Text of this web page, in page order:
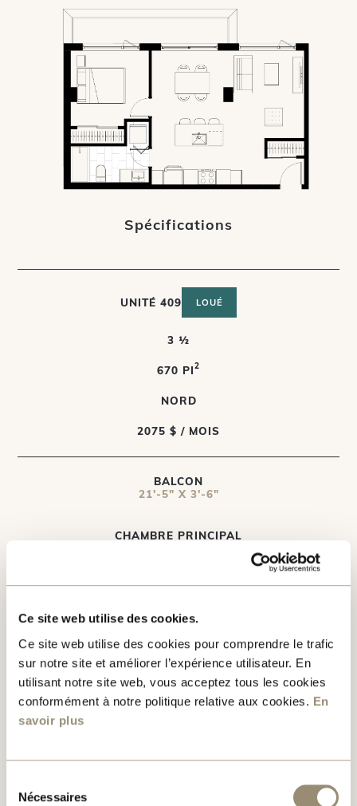
Ce site web utilise des cookies.
Ce site web utilise des cookies pour comprendre le trafic
sur notre site et améliorer l’expérience utilisateur. En
utilisant notre site web, vous acceptez tous les cookies
conformément à notre politique relative aux cookies. En
savoir plus
Nécessaires
Spécifications
UNITÉ 409 LOUÉ
3 ½
670 PI2
NORD
2075 $ / MOIS
BALCON
21'-5" X 3'-6"
CHAMBRE PRINCIPAL
SALLE DE BAIN
CUISINE
12'-6" X 9'-7"
SALLE À MANGER
10'-0" X 9'-0"
11'-2" X 12'-2"